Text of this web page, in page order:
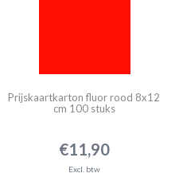
Prijskaartkarton fluor rood 8x12
cm 100 stuks
€11,90
Excl. btw